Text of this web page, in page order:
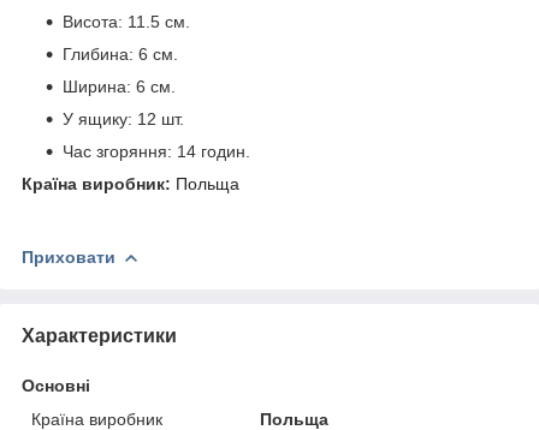
Висота: 11.5 см.
Глибина: 6 см.
Ширина: 6 см.
У ящику: 12 шт.
Час згоряння: 14 годин.
Країна виробник: Польща
Приховати
Характеристики
Основні
Країна виробник
Польща